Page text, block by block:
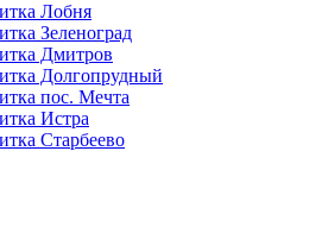
Лобня
Зеленоград
Дмитров
Долгопрудный
пос. Мечта
Истра
Старбеево